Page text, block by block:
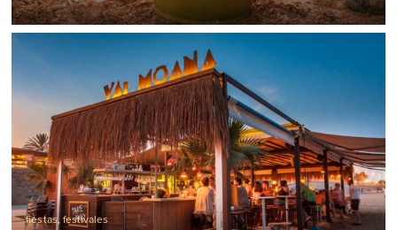
fiestas, festivales